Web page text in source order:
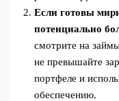
Если готовы
потенциально
смотрите на
не превышайте
портфеле и
обеспечению.